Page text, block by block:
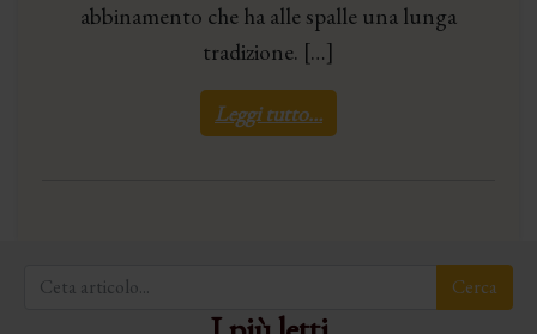
abbinamento che ha alle spalle una lunga
tradizione. […]
Leggi tutto…